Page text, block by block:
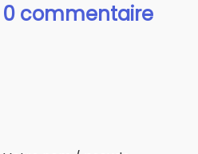
0 commentaire